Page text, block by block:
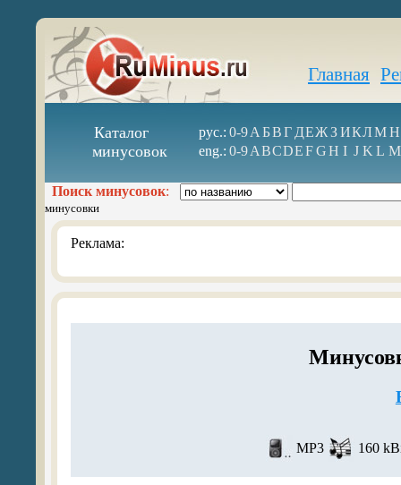
Главная
Каталог
минусовок
рус.: 0-9А БВГ ДЕЖ З ИКЛМН
eng.: 0-9ABCDEFGH I J K L M
Поиск минусовок:
минусовки
Реклама:
MP3 160